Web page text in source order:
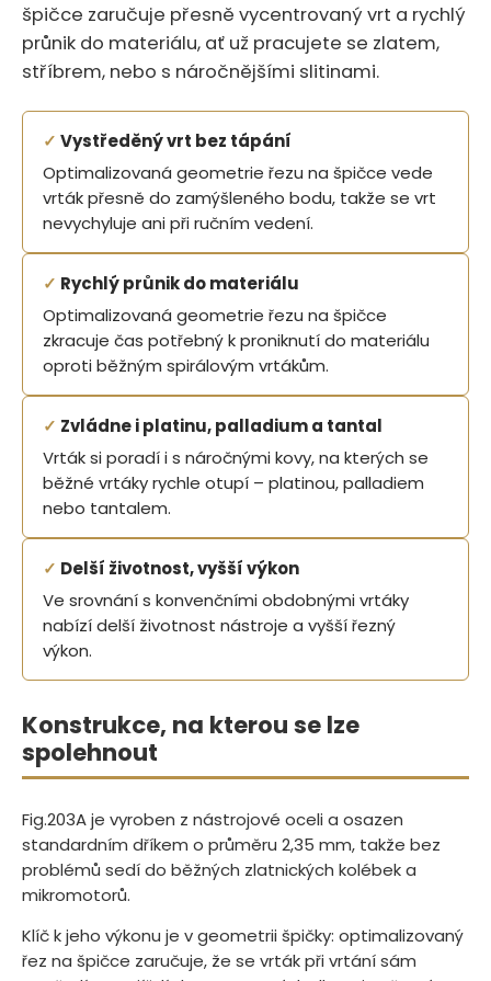
špičce zaručuje přesně vycentrovaný vrt a rychlý
průnik do materiálu, ať už pracujete se zlatem,
stříbrem, nebo s náročnějšími slitinami.
✓ Vystředěný vrt bez tápání
Optimalizovaná geometrie řezu na špičce vede
vrták přesně do zamýšleného bodu, takže se vrt
nevychyluje ani při ručním vedení.
✓ Rychlý průnik do materiálu
Optimalizovaná geometrie řezu na špičce
zkracuje čas potřebný k proniknutí do materiálu
oproti běžným spirálovým vrtákům.
✓ Zvládne i platinu, palladium a tantal
Vrták si poradí i s náročnými kovy, na kterých se
běžné vrtáky rychle otupí – platinou, palladiem
nebo tantalem.
✓ Delší životnost, vyšší výkon
Ve srovnání s konvenčními obdobnými vrtáky
nabízí delší životnost nástroje a vyšší řezný
výkon.
Konstrukce, na kterou se lze
spolehnout
Fig.203A je vyroben z nástrojové oceli a osazen
standardním dříkem o průměru 2,35 mm, takže bez
problémů sedí do běžných zlatnických kolébek a
mikromotorů.
Klíč k jeho výkonu je v geometrii špičky: optimalizovaný
řez na špičce zaručuje, že se vrták při vrtání sám